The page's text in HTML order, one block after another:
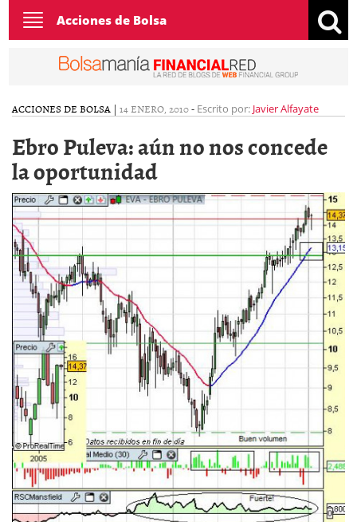
Toggle
navigation
Acciones de Bolsa
ACCIONES DE BOLSA | 14 ENERO, 2010- Escrito por: Javier Alfayate
Ebro Puleva: aún no nos concede
la oportunidad